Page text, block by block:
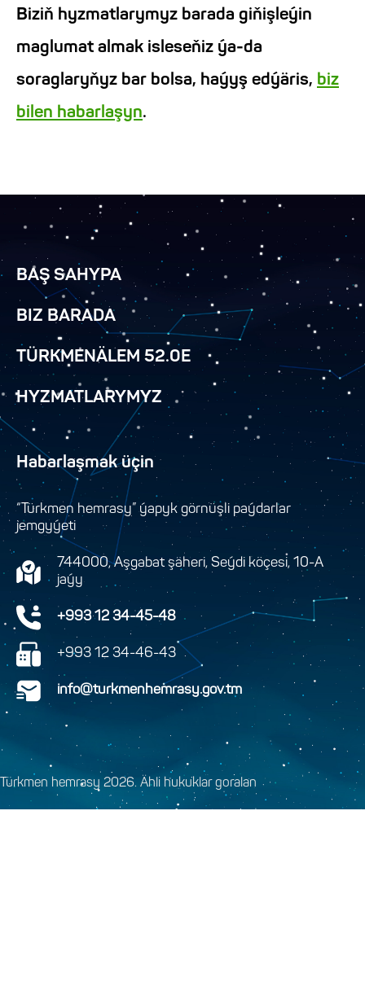
Biziň hyzmatlarymyz barada giňişleýin
maglumat almak isleseňiz ýa-da
soraglaryňyz bar bolsa, haýyş edýäris, biz
bilen habarlaşyn.
BAŞ SAHYPA
BIZ BARADA
TÜRKMENÄLEM 52.0E
HYZMATLARYMYZ
Habarlaşmak üçin
“Türkmen hemrasy” ýapyk görnüşli paýdarlar
jemgyýeti
744000, Aşgabat şäheri, Seýdi köçesi, 10-A
jaýy
+993 12 34-45-48
+993 12 34-46-43
info@turkmenhemrasy.gov.tm
Türkmen hemrasy 2026. Ähli hukuklar goralan